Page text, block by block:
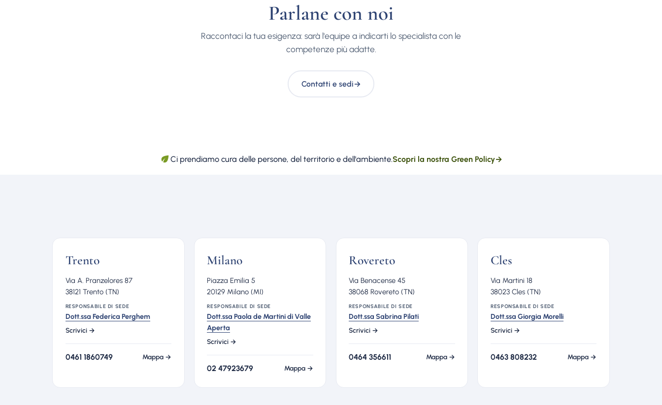
Parlane con noi
Raccontaci la tua esigenza: sarà l'equipe a indicarti lo specialista con le
competenze più adatte.
Contatti e sedi→
Ci prendiamo cura delle persone, del territorio e dell'ambiente.Scopri la nostra Green Policy→
Trento
Via A. Pranzelores 87
38121 Trento (TN)
RESPONSABILE DI SEDE
Dott.ssa Federica Perghem
Scrivici →
0461 1860749 Mappa →
Milano
Piazza Emilia 5
20129 Milano (MI)
RESPONSABILE DI SEDE
Dott.ssa Paola de Martini di Valle
Aperta
Scrivici →
02 47923679 Mappa →
Rovereto
Via Benacense 45
38068 Rovereto (TN)
RESPONSABILE DI SEDE
Dott.ssa Sabrina Pilati
Scrivici →
0464 356611 Mappa →
Cles
Via Martini 18
38023 Cles (TN)
RESPONSABILE DI SEDE
Dott.ssa Giorgia Morelli
Scrivici →
0463 808232 Mappa →